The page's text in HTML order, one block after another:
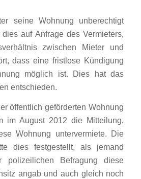
seine Wohnung unberechtigt
auf Anfrage des Vermieters,
zwischen Mieter und
dass eine fristlose Kündigung
möglich ist. Dies hat das
entschieden.
öffentlich geförderten Wohnung
im August 2012 die Mitteilung,
Wohnung untervermiete. Die
dies festgestellt, als jemand
polizeilichen Befragung diese
angab und auch gleich noch